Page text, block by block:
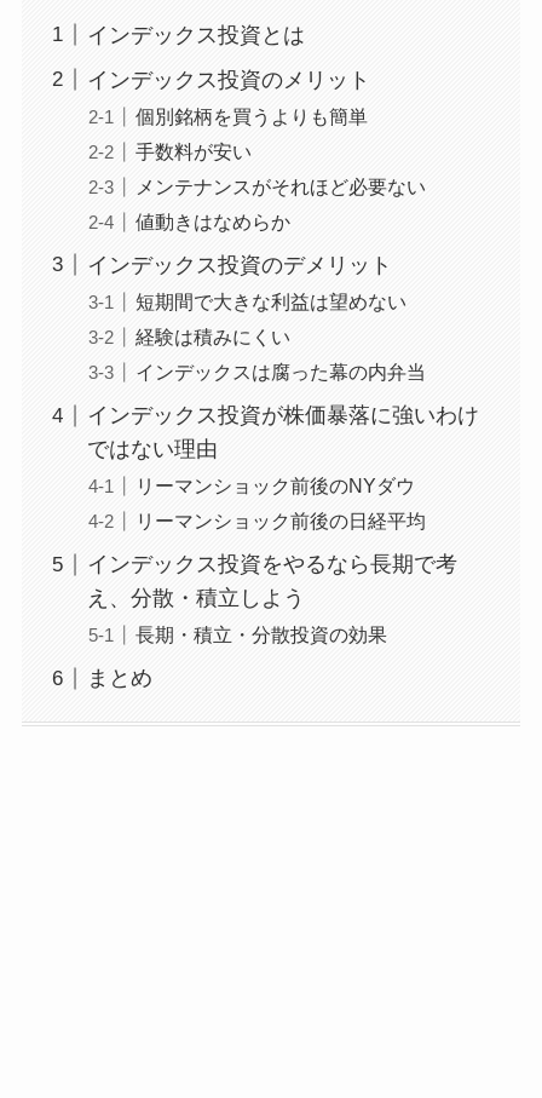
インデックス投資とは
インデックス投資のメリット
個別銘柄を買うよりも簡単
手数料が安い
メンテナンスがそれほど必要ない
値動きはなめらか
インデックス投資のデメリット
短期間で大きな利益は望めない
経験は積みにくい
インデックスは腐った幕の内弁当
インデックス投資が株価暴落に強いわけ
ではない理由
リーマンショック前後のNYダウ
リーマンショック前後の日経平均
インデックス投資をやるなら長期で考
え、分散・積立しよう
長期・積立・分散投資の効果
まとめ